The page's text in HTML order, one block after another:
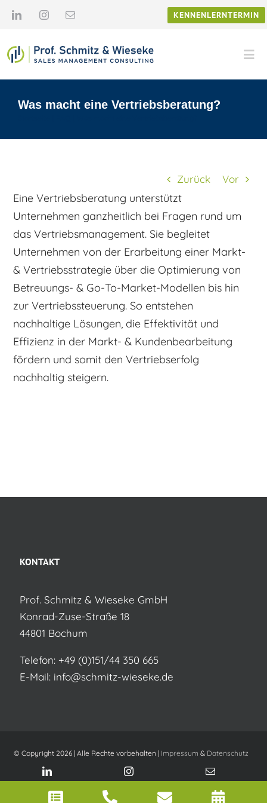
Zum
KENNENLERNTERMIN
Karriere
Was macht eine Vertriebsberatung?
Zurück Vor
Eine Vertriebsberatung unterstützt
Unternehmen ganzheitlich bei Fragen rund um
das Vertriebsmanagement. Sie begleitet
Unternehmen von der Erarbeitung einer Markt-
& Vertriebsstrategie über die Optimierung von
Betreuungs- & Go-To-Market-Modellen bis hin
zur Vertriebssteuerung. So entstehen
nachhaltige Lösungen, die Effektivität und
Effizienz in der Markt- & Kundenbearbeitung
fördern und somit den Vertriebserfolg
nachhaltig steigern.
KONTAKT
Prof. Schmitz & Wieseke GmbH
Konrad-Zuse-Straße 18
44801 Bochum
Telefon: +49 (0)151/44 350 665
E-Mail: info@schmitz-wieseke.de
© Copyright 2026 | Alle Rechte vorbehalten | Impressum & Datenschutz